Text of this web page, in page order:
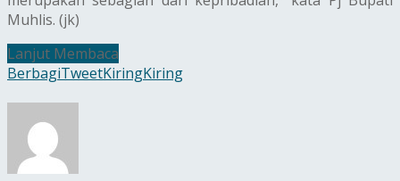
Muhlis. (jk)
Lanjut Membaca
BerbagiTweetKiringKiring